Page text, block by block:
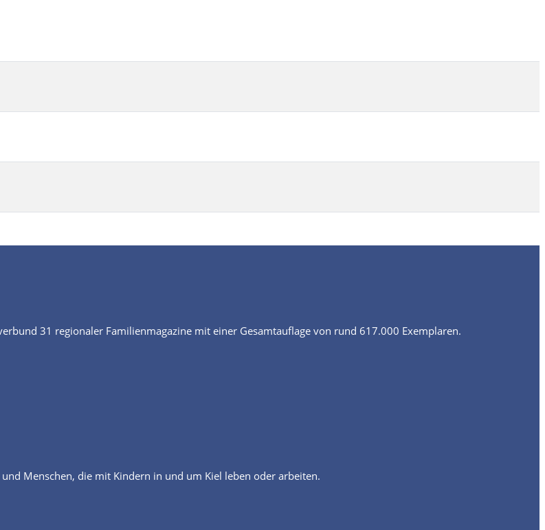
31 regionaler Familienmagazine mit einer Gesamtauflage von rund 617.000 Exemplaren.
Menschen, die mit Kindern in und um Kiel leben oder arbeiten.